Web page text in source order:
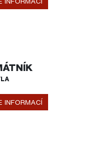
INFORMACÍ